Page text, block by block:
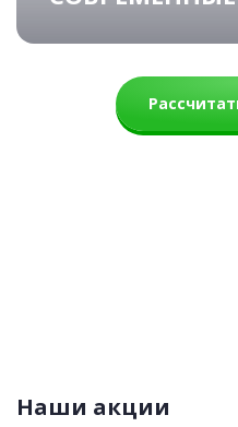
Наши акции